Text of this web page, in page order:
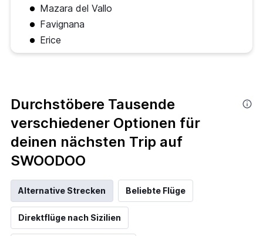
Mazara del Vallo
Favignana
Erice
Durchstöbere Tausende
verschiedener Optionen für
deinen nächsten Trip auf
SWOODOO
Alternative Strecken Beliebte Flüge
Direktflüge nach Sizilien